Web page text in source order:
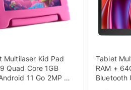
Multilaser Kid Pad
Quad Core 1GB
11 Go 2MP
Tablet
RAM +
Bluetooth